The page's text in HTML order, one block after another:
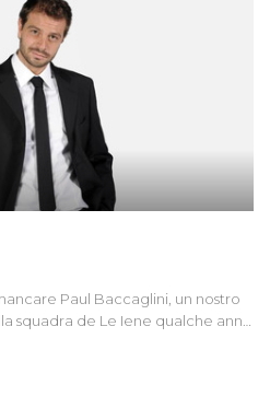
Paul Baccaglini, un nostro
squadra de Le Iene qualche anno